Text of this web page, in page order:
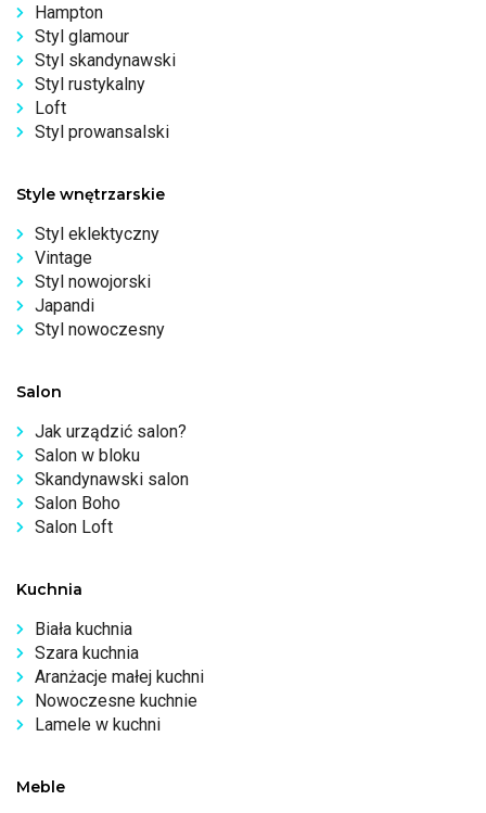
Hampton
Styl glamour
Styl skandynawski
Styl rustykalny
Loft
Styl prowansalski
Style wnętrzarskie
Styl eklektyczny
Vintage
Styl nowojorski
Japandi
Styl nowoczesny
Salon
Jak urządzić salon?
Salon w bloku
Skandynawski salon
Salon Boho
Salon Loft
Kuchnia
Biała kuchnia
Szara kuchnia
Aranżacje małej kuchni
Nowoczesne kuchnie
Lamele w kuchni
Meble